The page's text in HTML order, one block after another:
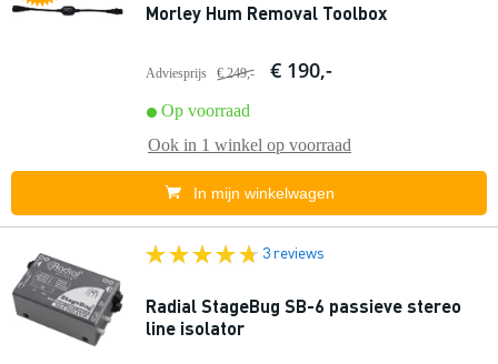
Morley Hum Removal Toolbox
Adviesprijs € 249,- € 190,-
Op voorraad
Ook in 1 winkel op voorraad
In mijn winkelwagen
3 reviews
Radial StageBug SB-6 passieve stereo
line isolator